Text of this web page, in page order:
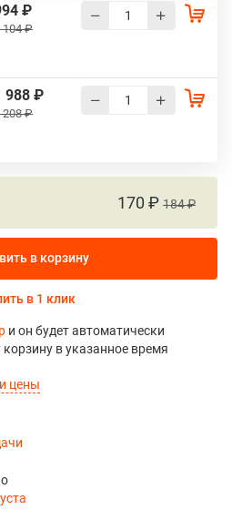
₽
104 ₽
988 ₽
208 ₽
цены
170 ₽ 184 ₽
в корзину
в 1 клик
и он будет автоматически
в указанное время